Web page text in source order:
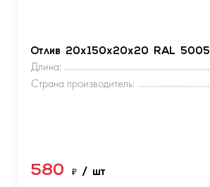
Отлив 20х150х20х20 RAL 5005
Длина:
Страна производитель:
580 ₽ / шт